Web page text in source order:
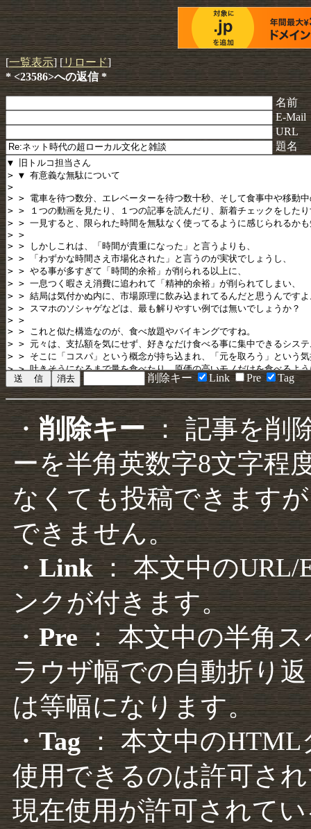
[一覧表示] [リロード]
* <23586>への返信 *
名前
E-Mail
URL
題名
削除キー Link Pre Tag
・削除キー： 記事を削
ーを半角英数字8文字程
なくても投稿できます
できません。
・Link： 本文中のURL/
ンクが付きます。
・Pre： 本文中の半角
ラウザ幅での自動折り
は等幅になります。
・Tag： 本文中のHTML
使用できるのは許可さ
現在使用が許可されて